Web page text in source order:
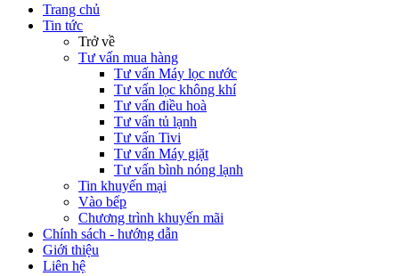
Trang chủ
Tin tức
Trở về
Tư vấn mua hàng
Tư vấn Máy lọc nước
Tư vấn lọc không khí
Tư vấn điều hoà
Tư vấn tủ lạnh
Tư vấn Tivi
Tư vấn Máy giặt
Tư vấn bình nóng lạnh
Tin khuyến mại
Vào bếp
Chương trình khuyến mãi
Chính sách - hướng dẫn
Giới thiệu
Liên hệ